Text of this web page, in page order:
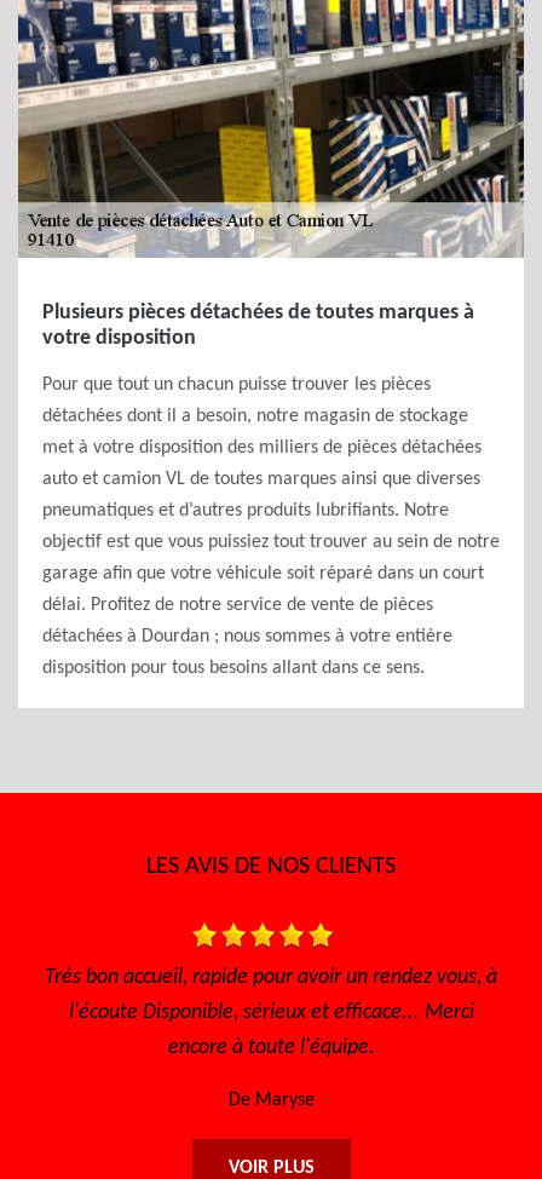
Plusieurs pièces détachées de toutes marques à
votre disposition
Pour que tout un chacun puisse trouver les pièces
détachées dont il a besoin, notre magasin de stockage
met à votre disposition des milliers de pièces détachées
auto et camion VL de toutes marques ainsi que diverses
pneumatiques et d’autres produits lubrifiants. Notre
objectif est que vous puissiez tout trouver au sein de notre
garage afin que votre véhicule soit réparé dans un court
délai. Profitez de notre service de vente de pièces
détachées à Dourdan ; nous sommes à votre entière
disposition pour tous besoins allant dans ce sens.
LES AVIS DE NOS CLIENTS
bon accueil, rapide pour avoir un rendez vous, à
Disponible, sérieux et efficace... Merci
encore à toute l'équipe.
De Maryse
Je
VOIR PLUS